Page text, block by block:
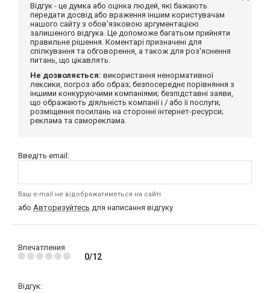
Відгук - це думка або оцінка людей, які бажають
передати досвід або враження іншим користувачам
нашого сайту з обов'язковою аргументацією
залишеного відгука. Це допоможе багатьом прийняти
правильне рішення. Коментарі призначені для
спілкування та обговорення, а також для роз'яснення
питань, що цікавлять.
Не дозволяється: використання ненормативної
лексики, погроз або образ; безпосереднє порівняння з
іншими конкуруючими компаніями; безпідставні заяви,
що ображають діяльність компанії і / або її послуги;
розміщення посилань на сторонні інтернет-ресурси;
реклама та самореклама.
Введіть email:
Ваш e-mail не відображатиметься на сайті
або Авторизуйтесь для написання відгуку
Впечатления
0/12
Відгук: